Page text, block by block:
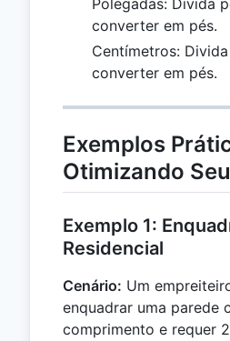
converter em pés.
Centímetros:
converter em pés.
Exemplos
Otimizando
Exemplo 1:
Residencial
Cenário: Um
enquadrar uma parede
comprimento e requer